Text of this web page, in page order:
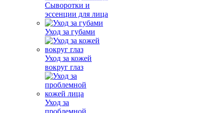
Сыворотки и
эссенции для лица
Уход за губами
Уход за кожей
вокруг глаз
Уход за
проблемной